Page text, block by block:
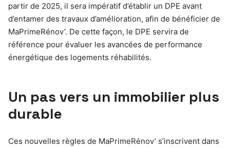
partir de 2025, il sera impératif d’établir un DPE avant
d’entamer des travaux d’amélioration, afin de bénéficier de
MaPrimeRénov’. De cette façon, le DPE servira de
référence pour évaluer les avancées de performance
énergétique des logements réhabilités.
Un pas vers un immobilier plus
durable
Ces nouvelles règles de MaPrimeRénov’ s’inscrivent dans